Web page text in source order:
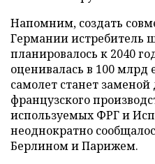
Напомним, создать
Германии истребитель
планировалось к 2040
оценивалась в 100 млрд
самолет станет
французского
используемых ФРГ и
неоднократно
Берлином и Парижем.